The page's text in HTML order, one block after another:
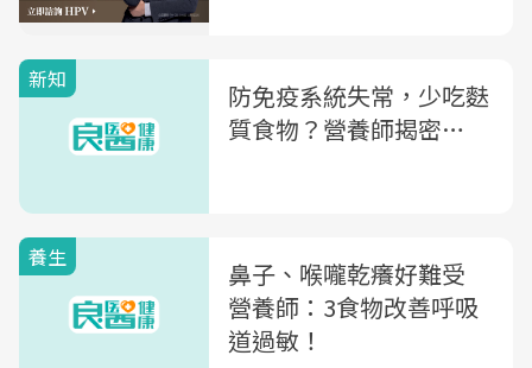
新知
防免疫系統失常，少吃麩
質食物？營養師揭密…
養生
鼻子、喉嚨乾癢好難受
營養師：3食物改善呼吸
道過敏！